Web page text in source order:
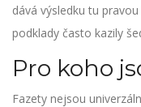
dává výsledku tu
podklady často kazily
Pro koho
Fazety nejsou